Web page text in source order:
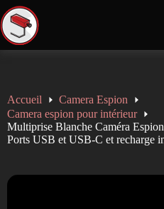
Accueil
Camera Espion
Camera espion pour intérieur
Multiprise Blanche Caméra
Ports USB et USB-C et recharge
🚚 Livraison gratuite en France dès
🔒 Paiement sécurisé et discret ↩️ 14
SAV réactif: